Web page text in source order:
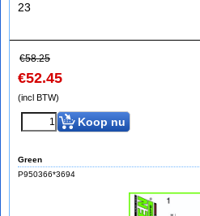
23
€58.25
€52.45
(incl BTW)
Koop nu
Green
P950366*3694